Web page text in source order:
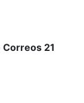
21